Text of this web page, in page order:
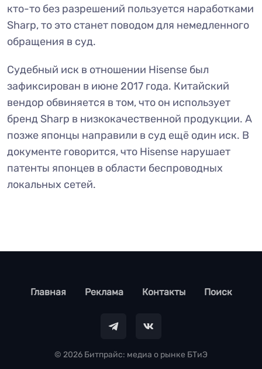
кто-то без разрешений пользуется наработками
Sharp, то это станет поводом для немедленного
обращения в суд.
Судебный иск в отношении Hisense был
зафиксирован в июне 2017 года. Китайский
вендор обвиняется в том, что он использует
бренд Sharp в низкокачественной продукции. А
позже японцы направили в суд ещё один иск. В
документе говорится, что Hisense нарушает
патенты японцев в области беспроводных
локальных сетей.
footer
Главная Реклама Контакты Поиск
© 2026 Битпрайс: медиа о рынке БТиЭ